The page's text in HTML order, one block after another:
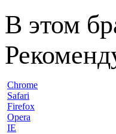
В этом
Chrome
Safari
Firefox
Opera
IE